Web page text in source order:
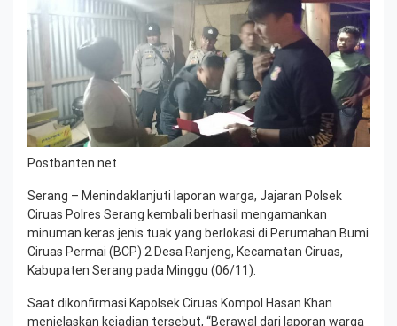
Postbanten.net
Serang – Menindaklanjuti laporan warga, Jajaran Polsek
Ciruas Polres Serang kembali berhasil mengamankan
minuman keras jenis tuak yang berlokasi di Perumahan Bumi
Ciruas Permai (BCP) 2 Desa Ranjeng, Kecamatan Ciruas,
Kabupaten Serang pada Minggu (06/11).
Saat dikonfirmasi Kapolsek Ciruas Kompol Hasan Khan
menjelaskan kejadian tersebut, “Berawal dari laporan warga